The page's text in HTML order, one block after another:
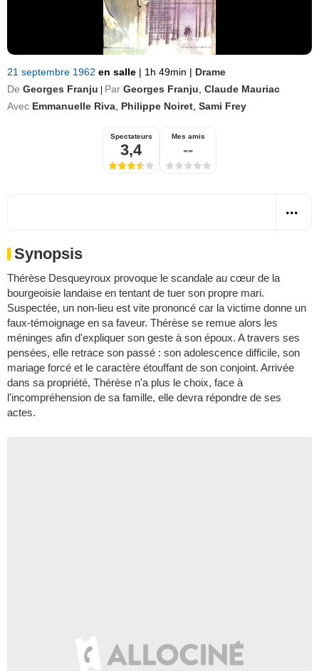
21 septembre 1962 en salle | 1h 49min | Drame
De Georges Franju Par Georges Franju Claude Mauriac
Avec Emmanuelle Riva Philippe Noiret Sami Frey
Spectateurs
3,4
Mes amis
--
Synopsis
Thérèse Desqueyroux provoque le scandale au cœur de la
bourgeoisie landaise en tentant de tuer son propre mari.
Suspectée, un non-lieu est vite prononcé car la victime donne un
faux-témoignage en sa faveur. Thérèse se remue alors les
méninges afin d'expliquer son geste à son époux. A travers ses
pensées, elle retrace son passé : son adolescence difficile, son
mariage forcé et le caractère étouffant de son conjoint. Arrivée
dans sa propriété, Thérèse n'a plus le choix, face à
l'incompréhension de sa famille, elle devra répondre de ses
actes.